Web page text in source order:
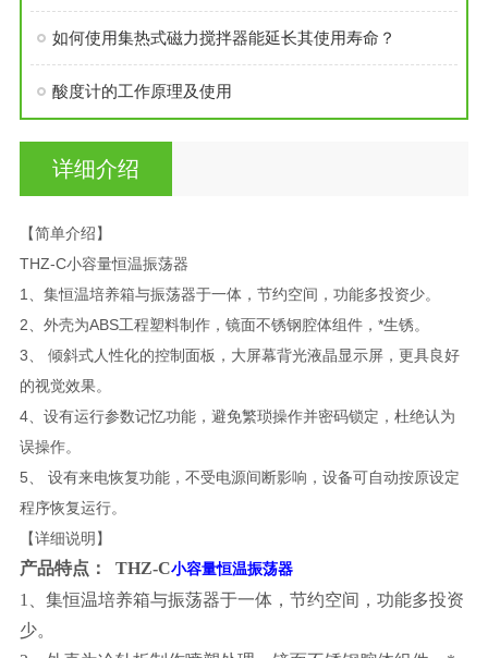
如何使用集热式磁力搅拌器能延长其使用寿命？
酸度计的工作原理及使用
详细介绍
【简单介绍】
THZ-C小容量恒温振荡器
1、集恒温培养箱与振荡器于一体，节约空间，功能多投资少。
2、外壳为ABS工程塑料制作，镜面不锈钢腔体组件，*生锈。
3、 倾斜式人性化的控制面板，大屏幕背光液晶显示屏，更具良好
的视觉效果。
4、设有运行参数记忆功能，避免繁琐操作并密码锁定，杜绝认为
误操作。
5、 设有来电恢复功能，不受电源间断影响，设备可自动按原设定
程序恢复运行。
【详细说明】
产品特点： THZ-C小容量恒温振荡器
1
、集恒温培养箱与振荡器于一体，节约空间，功能多投资
少。